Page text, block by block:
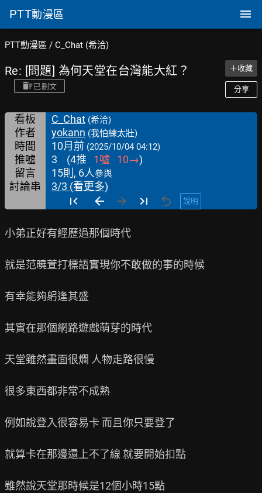
PTT動漫區
PTT動漫區 / C_Chat (希洽)
Re: [問題] 為何天堂在台灣能大紅？
已刪文
＋收藏
分享
看板 C_Chat (希洽)
作者 yokann (我怕練太壯)
時間 10月前 (2025/10/04 04:12)
推噓 3 (4推 1噓 10→)
留言
15則, 6人參與
討論串 3/3 (看更多)
說明
小弟正好有經歷過那個時代
就是范曉萱打標語實現你不敢做的事的時候
有幸能夠躬逢其盛
其實在那個網路遊戲萌芽的時代
天堂雖然畫面很爛 人物走路很慢
很多東西都非常不成熟
例如說登入很容易卡 而且你只要登了
就算卡在那邊還上不了線 就要開始扣點
雖然說天堂那時候是12個小時15點